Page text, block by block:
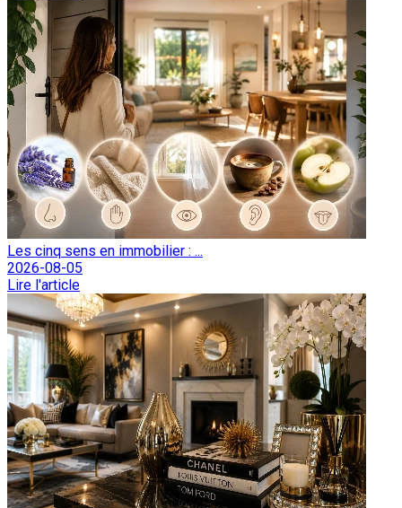
Les cinq sens en immobilier : ...
2026-08-05
Lire l'article